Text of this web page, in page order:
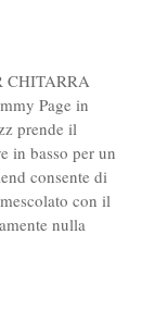
CHITARRA
Page in
prende il
in basso per un
consente di
con il
nulla